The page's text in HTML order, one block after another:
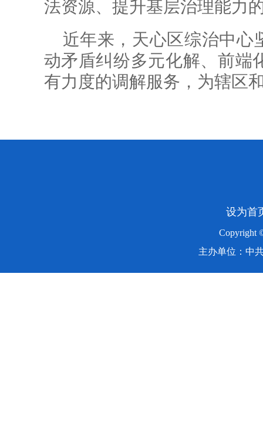
法资源、提升基层治理能力
近年来，天心区综治中心
动矛盾纠纷多元化解、前端
有力度的调解服务，为辖区
设为首
Copyright
主办单位：中